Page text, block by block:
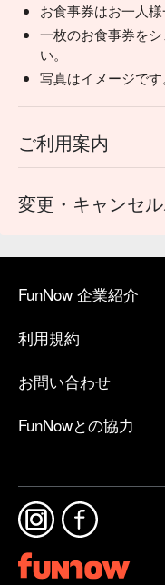
お食事券はお一人様
一枚のお食事券を
い。
写真はイメージです
ご利用案内
変更・キャンセ
FunNow 企業紹介
利用規約
お問い合わせ
FunNowとの協力